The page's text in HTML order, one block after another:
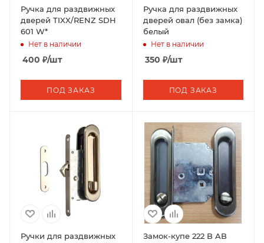
Ручка для раздвижных
дверей TIXX/RENZ SDH
601 W*
Нет в наличии
400 ₽/шт
ПОД ЗАКАЗ
Ручка для раздвижных
дверей овал (без замка)
белый
Нет в наличии
350 ₽/шт
ПОД ЗАКАЗ
Ручки для раздвижных
Замок-купе 222 B AB